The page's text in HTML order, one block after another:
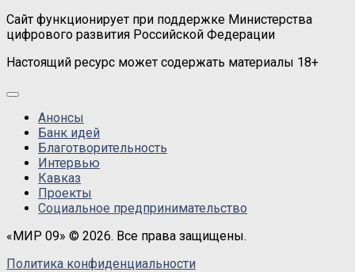
Сайт функционирует при поддержке Министерства
цифрового развития Российской Федерации
Настоящий ресурс может содержать материалы 18+
Анонсы
Банк идей
Благотворительность
Интервью
Кавказ
Проекты
Социальное предпринимательство
«МИР 09» © 2026. Все права защищены.
Политика конфиденциальности